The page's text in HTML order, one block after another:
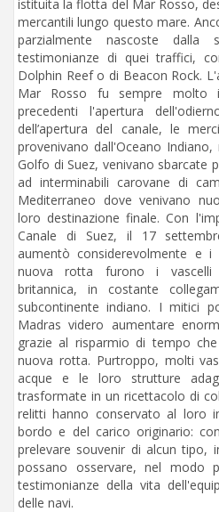
istituita la flotta del Mar Rosso,
mercantili lungo questo mare.
parzialmente nascoste
testimonianze di quei traffici,
Dolphin Reef o di Beacon Rock.
Mar Rosso fu sempre molto
precedenti l'apertura
dell’apertura del canale, le
provenivano dall'Oceano
Golfo di Suez, venivano sbarcate
ad interminabili carovane di
Mediterraneo dove venivano
loro destinazione finale. Con
Canale di Suez, il 17
aumentò considerevolmente e
nuova rotta furono i vascelli
britannica, in costante
subcontinente indiano. I mitici
Madras videro aumentare
grazie al risparmio di tempo
nuova rotta. Purtroppo, molti
acque e le loro strutture
trasformate in un ricettacolo di
relitti hanno conservato al loro
bordo e del carico originario:
prelevare souvenir di alcun tipo,
possano osservare, nel modo
testimonianze della vita
delle navi.